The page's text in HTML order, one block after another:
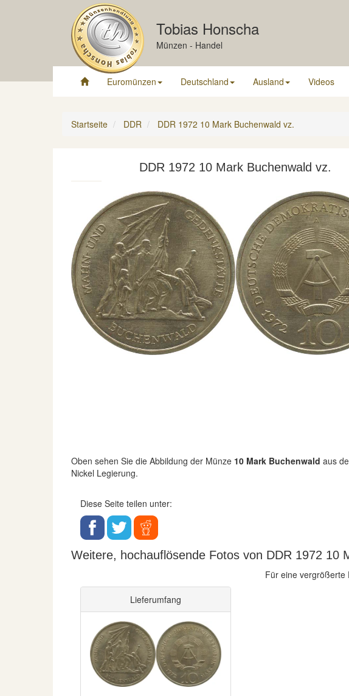
Tobias Honscha
Münzen - Handel
Euromünzen Deutschland Ausland Videos
Startseite DDR DDR 1972 10 Mark Buchenwald vz.
DDR 1972 10 Mark Buchenwald vz.
Oben sehen Sie die Abbildung der Münze 10 Mark Buchenwald aus
Nickel Legierung.
Diese Seite teilen unter:
Weitere, hochauflösende Fotos von DDR 1972 10
Für eine vergrößerte
Lieferumfang